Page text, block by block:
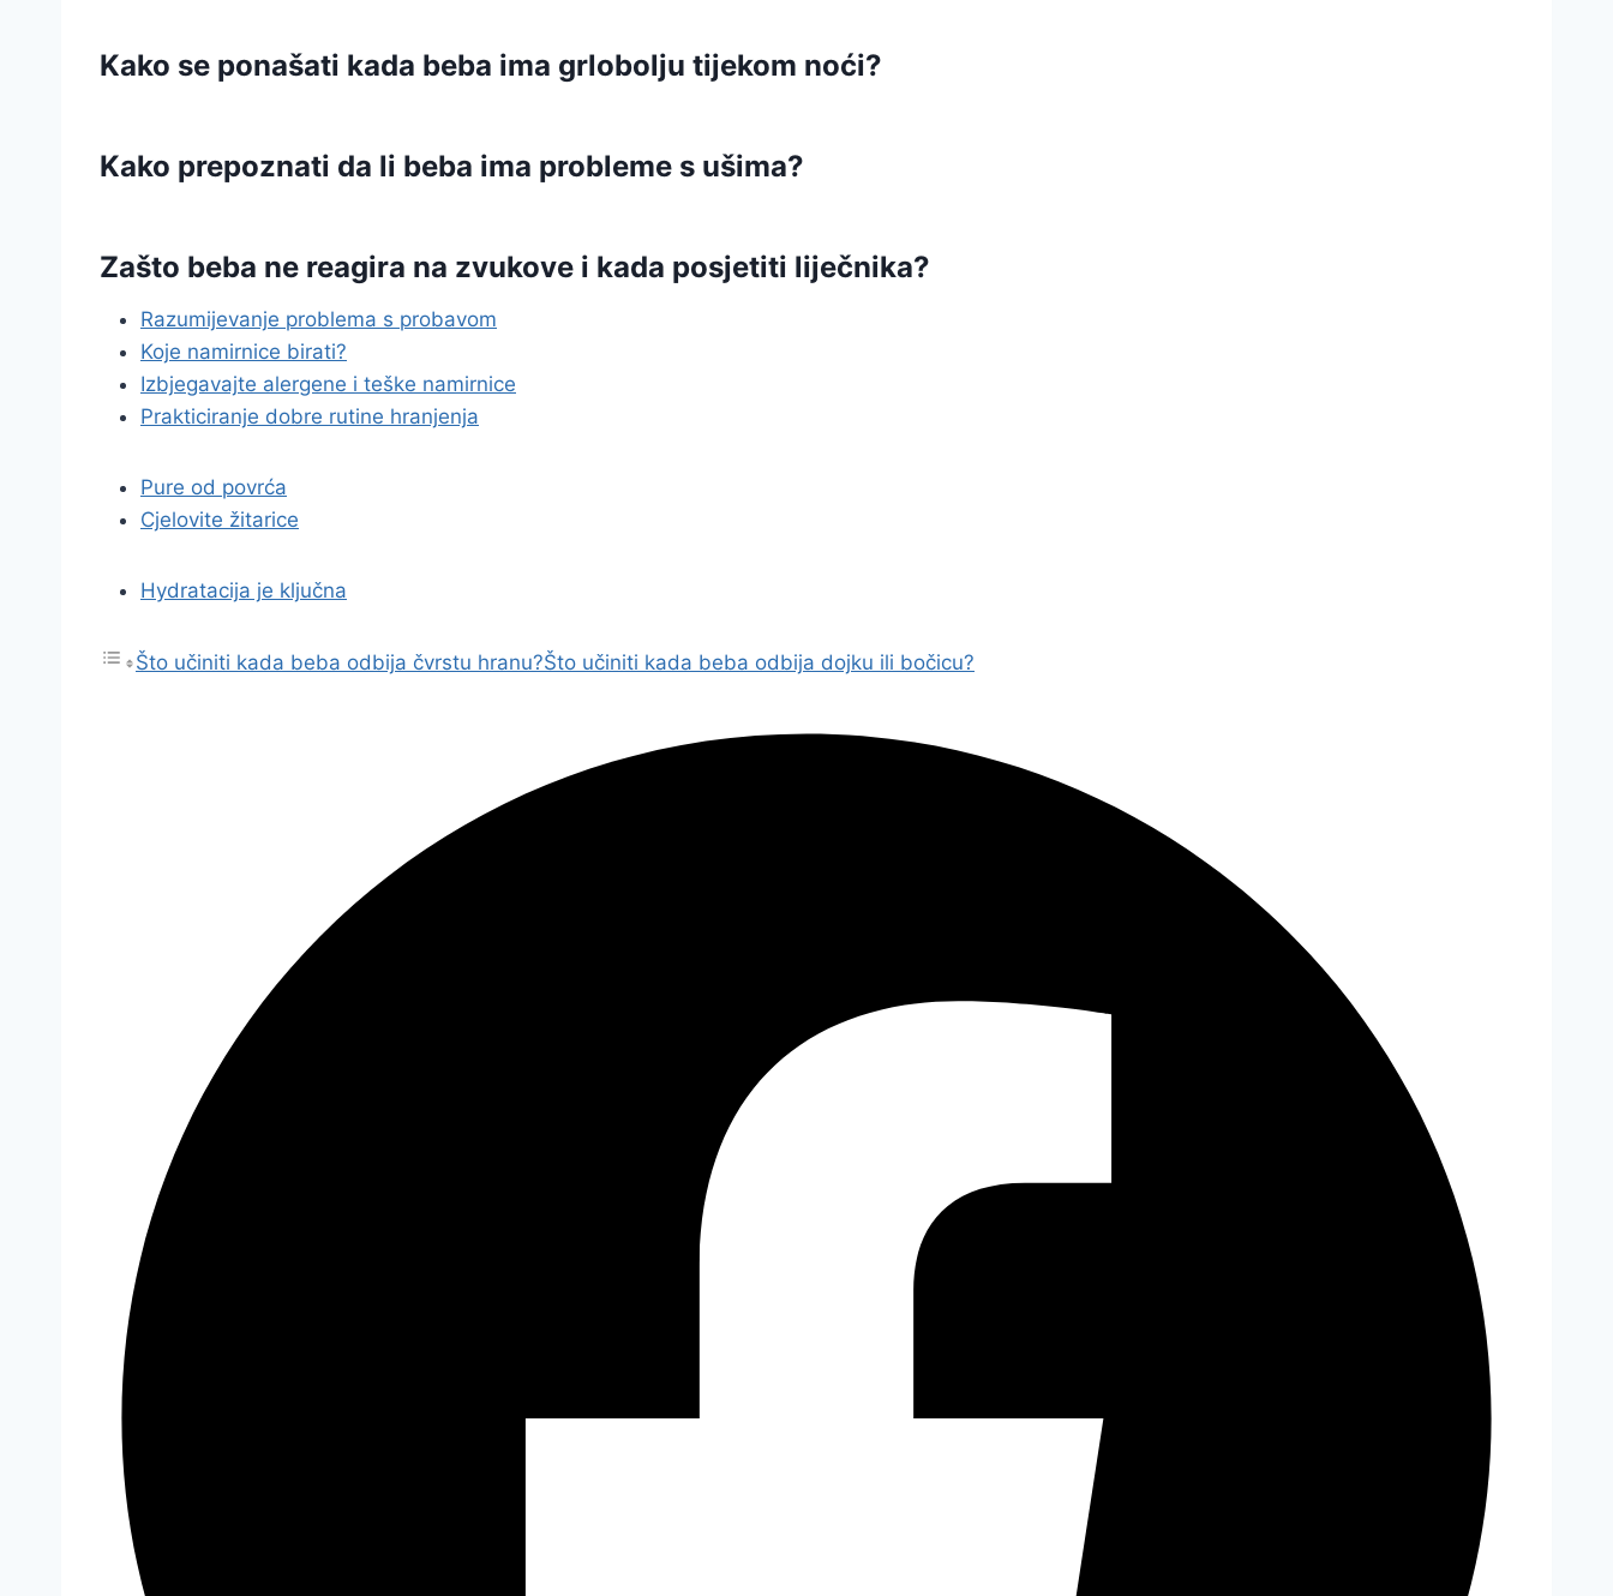
Kako se ponašati kada beba ima grlobolju tijekom noći?
Kako prepoznati da li beba ima probleme s ušima?
Zašto beba ne reagira na zvukove i kada posjetiti liječnika?
Razumijevanje problema s probavom
Koje namirnice birati?
Izbjegavajte alergene i teške namirnice
Prakticiranje dobre rutine hranjenja
Pure od povrća
Cjelovite žitarice
Hydratacija je ključna
Što učiniti kada beba odbija čvrstu hranu?Što učiniti kada beba odbija dojku ili bočicu?